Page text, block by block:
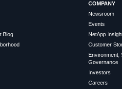
Blog
COMPANY
Newsroom
Events
NetApp
Customer
Environment,
Governance
Investors
Careers